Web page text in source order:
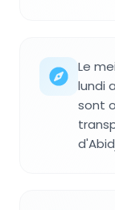
Le
lundi
sont